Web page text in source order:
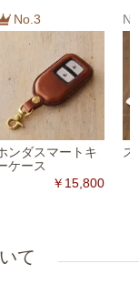
No.3
ンダスマートキ
ケース
￥15,800
て